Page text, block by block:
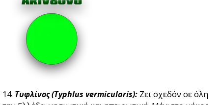
14. Τυφλίνος (Typhlus vermicularis): Ζει σχεδόν σε όλη